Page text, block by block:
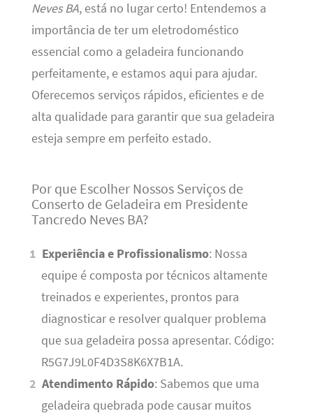
Neves BA, está no lugar certo! Entendemos a
importância de ter um eletrodoméstico
essencial como a geladeira funcionando
perfeitamente, e estamos aqui para ajudar.
Oferecemos serviços rápidos, eficientes e de
alta qualidade para garantir que sua geladeira
esteja sempre em perfeito estado.
Por que Escolher Nossos Serviços de
Conserto de Geladeira em Presidente
Tancredo Neves BA?
Experiência e Profissionalismo: Nossa
equipe é composta por técnicos altamente
treinados e experientes, prontos para
diagnosticar e resolver qualquer problema
que sua geladeira possa apresentar. Código:
R5G7J9L0F4D3S8K6X7B1A.
Atendimento Rápido: Sabemos que uma
geladeira quebrada pode causar muitos